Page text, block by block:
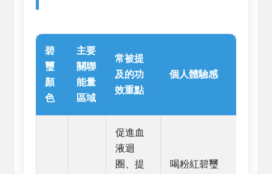
碧
璽
顏
色
主要
關聯
能量
區域
常被提
及的功
效重點
個人體驗感
促進血
液迴
圈、提
喝粉紅碧璽